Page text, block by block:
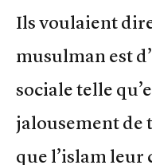
Ils voulaient
musulman est
sociale telle
jalousement de
que l’islam leur